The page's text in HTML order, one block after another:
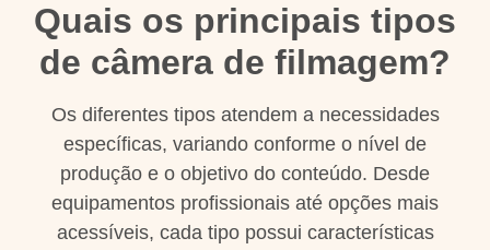
Quais os principais tipos
de câmera de filmagem?
Os diferentes tipos atendem a necessidades
específicas, variando conforme o nível de
produção e o objetivo do conteúdo. Desde
equipamentos profissionais até opções mais
acessíveis, cada tipo possui características